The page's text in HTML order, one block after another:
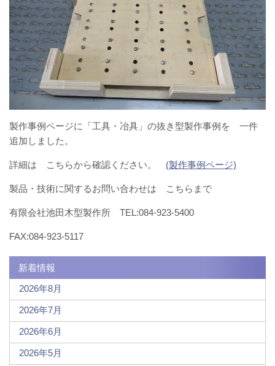
製作事例ページに「工具・冶具」の抜き型製作事例を 一件
追加しました。
詳細は こちらから確認ください。 (製作事例ページ)
製品・技術に関するお問い合わせは こちらまで
有限会社池田木型製作所 TEL:084-923-5400
FAX:084-923-5117
新着情報
2026年8月
2026年7月
2026年6月
2026年5月